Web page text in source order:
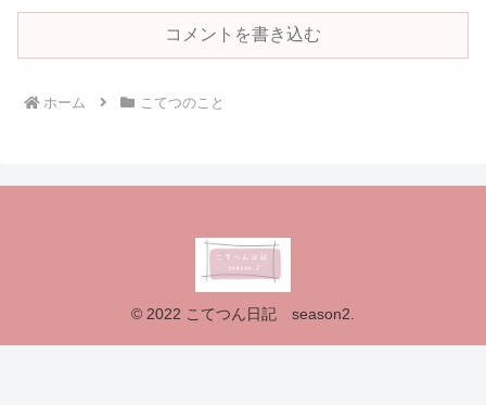
コメントを書き込む
ホーム こてつのこと
© 2022 こてつん日記 season2.